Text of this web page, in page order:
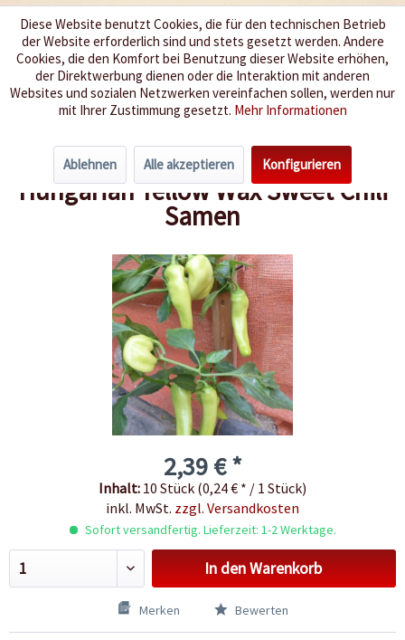
Wir würzen Ihr Leben
Menü
Übersicht Schärfegrad 0-3
Hungarian Yellow Wax Sweet Chili
Samen
2,39 € *
Inhalt: 10 Stück (0,24 € * / 1 Stück)
inkl. MwSt. zzgl. Versandkosten
Sofort versandfertig. Lieferzeit: 1-2 Werktage.
In denWarenkorb
Merken Bewerten
Diese Website benutzt Cookies, die für den technischen Betrieb
der Website erforderlich sind und stets gesetzt werden. Andere
Cookies, die den Komfort bei Benutzung dieser Website erhöhen,
der Direktwerbung dienen oder die Interaktion mit anderen
Websites und sozialen Netzwerken vereinfachen sollen, werden nur
mit Ihrer Zustimmung gesetzt. Mehr Informationen
Ablehnen Alle akzeptieren Konfigurieren